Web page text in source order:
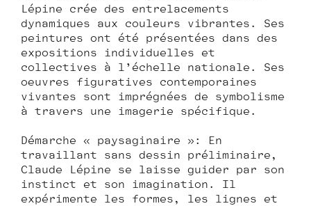
Lépine crée des entrelacements
dynamiques aux couleurs vibrantes. Ses
peintures ont été présentées dans des
expositions individuelles et
collectives à l’échelle nationale. Ses
œuvres figuratives contemporaines
vivantes sont imprégnées de symbolisme
à travers une imagerie spécifique.
Démarche « paysaginaire »: En
travaillant sans dessin préliminaire,
Claude Lépine se laisse guider par son
instinct et son imagination. Il
expérimente les formes, les lignes et